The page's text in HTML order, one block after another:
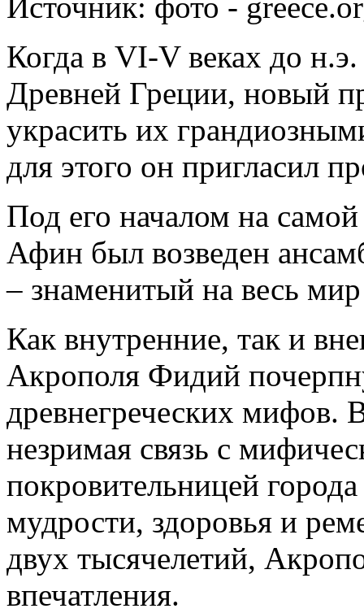
Когда в VI-V веках до
Древней Греции, новый
украсить их
для этого он пригласил
Под его началом на
Афин был возведен
– знаменитый на весь
Как внутренние, так и
Акрополя Фидий
древнегреческих мифов.
незримая связь с
покровительницей
мудрости, здоровья и
двух тысячелетий,
впечатления.